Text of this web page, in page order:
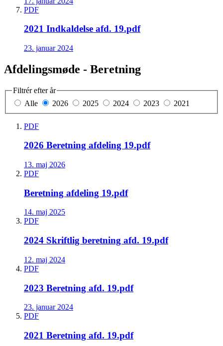
PDF
2021 Indkaldelse afd. 19.pdf
23. januar 2024
Afdelingsmøde - Beretning
Filtrér efter år
Alle
2026 2025 2024 2023 2021
PDF
2026 Beretning afdeling 19.pdf
13. maj 2026
PDF
Beretning afdeling 19.pdf
14. maj 2025
PDF
2024 Skriftlig beretning afd. 19.pdf
12. maj 2024
PDF
2023 Beretning afd. 19.pdf
23. januar 2024
PDF
2021 Beretning afd. 19.pdf